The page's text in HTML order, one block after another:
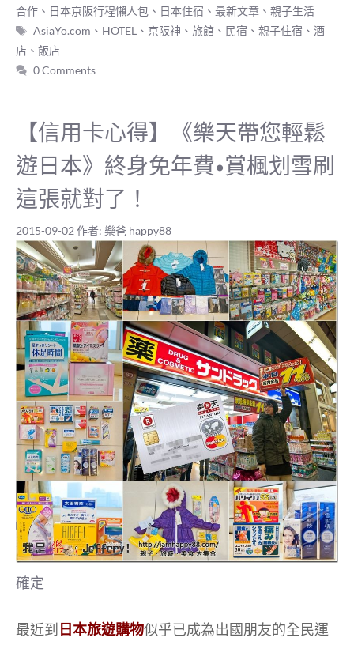
類
合作 、 日本京阪行程懶人包 、 日本住宿 、 最新文章 、 親子生活
標
籤
AsiaYo.com 、 HOTEL 、 京阪神 、旅館 、 民宿 、親子住宿 、 酒
店 、 飯店
0 Comments
【信用卡心得】《樂天帶您輕鬆
遊日本》終身免年費•賞楓划雪刷
這張就對了！
2015-09-02 作者: 樂爸 happy88
確定
最近到 日本旅遊購物似乎已成為出國朋友的全民運